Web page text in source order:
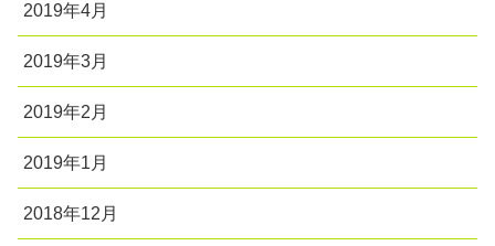
2019年4月
2019年3月
2019年2月
2019年1月
2018年12月